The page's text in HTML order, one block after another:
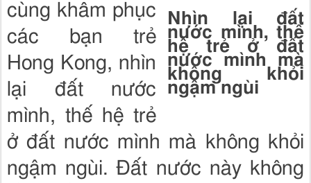
Nhìn lại đất
nước mình, thế
hệ trẻ ở đất
nước mình mà
không khỏi
ngậm ngùi
cùng khâm phục
các bạn trẻ
Hong Kong, nhìn
lại đất nước
mình, thế hệ trẻ
ở đất nước mình mà không khỏi
ngậm ngùi. Đất nước này không